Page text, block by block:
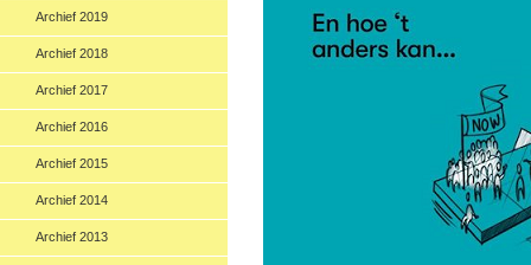
Archief 2019
Archief 2018
Archief 2017
Archief 2016
Archief 2015
Archief 2014
Archief 2013